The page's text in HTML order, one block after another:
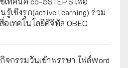
รู้เชิงรุก(active learning) ร่วม
เทคโนโลยีดิจิทัล OBEC
จกรรมวันเข้าพรรษา ไฟล์Word